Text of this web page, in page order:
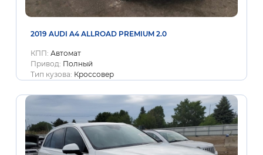
2019 AUDI A4 ALLROAD PREMIUM 2.0
КПП: Автомат
Привод: Полный
Тип кузова: Кроссовер